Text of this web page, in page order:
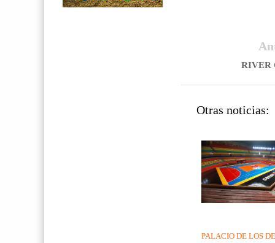
RIVER
Otras noticias:
PALACIO DE LOS